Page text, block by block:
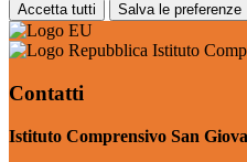
Accetta tutti Salva le preferenze
Istituto
Contatti
Istituto Comprensivo San